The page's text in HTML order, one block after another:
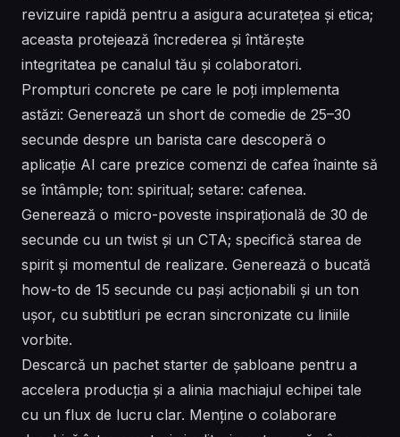
revizuire rapidă pentru a asigura acuratețea și etica;
aceasta protejează încrederea și întărește
integritatea pe canalul tău și colaboratori.
Prompturi concrete pe care le poți implementa
astăzi: Generează un short de comedie de 25–30
secunde despre un barista care descoperă o
aplicație AI care prezice comenzi de cafea înainte să
se întâmple; ton: spiritual; setare: cafenea.
Generează o micro-poveste inspirațională de 30 de
secunde cu un twist și un CTA; specifică starea de
spirit și momentul de realizare. Generează o bucată
how-to de 15 secunde cu pași acționabili și un ton
ușor, cu subtitluri pe ecran sincronizate cu liniile
vorbite.
Descarcă un pachet starter de șabloane pentru a
accelera producția și a alinia machiajul echipei tale
cu un flux de lucru clar. Menține o colaborare